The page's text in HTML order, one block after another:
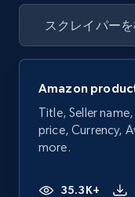
Amazon
Title, Seller
price, Currency,
more.
35.3K+